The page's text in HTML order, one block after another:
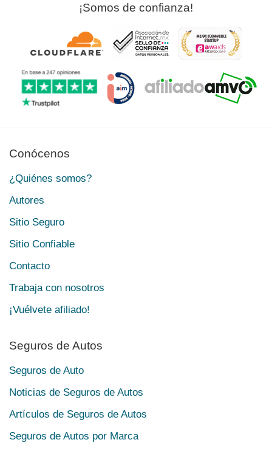
¡Somos de confianza!
Conócenos
¿Quiénes somos?
Autores
Sitio Seguro
Sitio Confiable
Contacto
Trabaja con nosotros
¡Vuélvete afiliado!
Seguros de Autos
Seguros de Auto
Noticias de Seguros de Autos
Artículos de Seguros de Autos
Seguros de Autos por Marca